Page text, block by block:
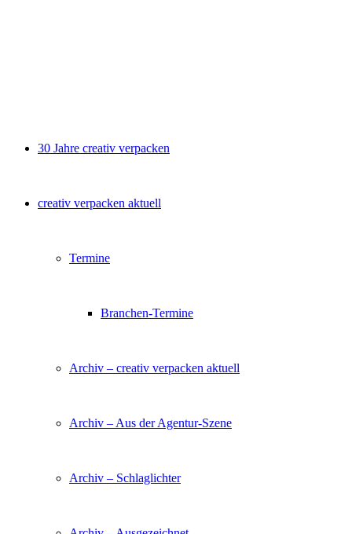
30 Jahre creativ verpacken
creativ verpacken aktuell
Termine
Branchen-Termine
Archiv – creativ verpacken aktuell
Archiv – Aus der Agentur-Szene
Archiv – Schlaglichter